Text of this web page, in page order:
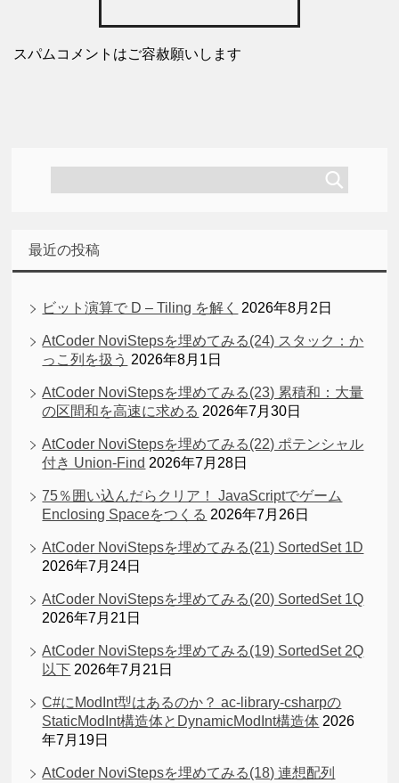
スパムコメントはご容赦願いします
最近の投稿
ビット演算で D – Tiling を解く 2026年8月2日
AtCoder NoviStepsを埋めてみる(24) スタック：か
っこ列を扱う 2026年8月1日
AtCoder NoviStepsを埋めてみる(23) 累積和：大量
の区間和を高速に求める 2026年7月30日
AtCoder NoviStepsを埋めてみる(22) ポテンシャル
付き Union-Find 2026年7月28日
75％囲い込んだらクリア！ JavaScriptでゲーム
Enclosing Spaceをつくる 2026年7月26日
AtCoder NoviStepsを埋めてみる(21) SortedSet 1D
2026年7月24日
AtCoder NoviStepsを埋めてみる(20) SortedSet 1Q
2026年7月21日
AtCoder NoviStepsを埋めてみる(19) SortedSet 2Q
以下 2026年7月21日
C#にModInt型はあるのか？ ac-library-csharpの
StaticModInt構造体とDynamicModInt構造体 2026
年7月19日
AtCoder NoviStepsを埋めてみる(18) 連想配列